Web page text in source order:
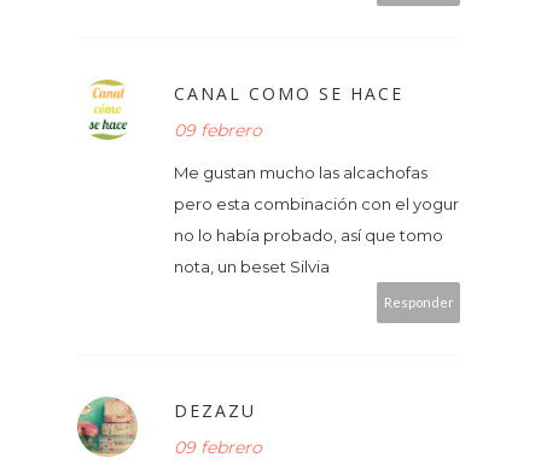
CANAL COMO SE HACE
09 febrero
Me gustan mucho las alcachofas
pero esta combinación con el yogur
no lo había probado, así que tomo
nota, un beset Silvia
Responder
DEZAZU
09 febrero